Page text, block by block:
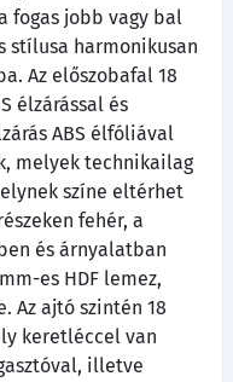
fogas jobb vagy bal
stílusa harmonikusan
Az előszobafal 18
élzárással és
ABS élfóliával
melyek technikailag
színe eltérhet
fehér, a
és árnyalatban
es HDF lemez,
Az ajtó szintén 18
keretléccel van
illetve